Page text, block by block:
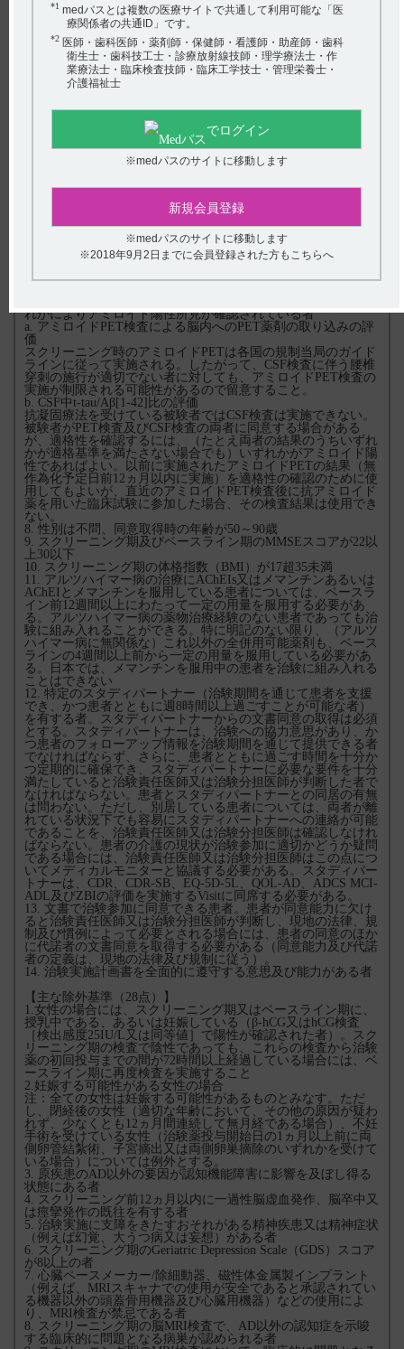
2. スクリーニング期及びベースライン期のCDRスコアが0.5、
かつMemory Box score が0.5以上である者
3. 主観的記憶障害が潜行性に発症し、スクリーニング開始前1
年の間に緩徐に進行しているとの自覚症状を有する者。ただ
し、情報提供者によってその症状が確認される必要がある。軽
度のアルツハイマー病による認知症（軽度AD-D） ：
4. NIA-AAによるAD-D（臨床的確診）の中核となる臨床基準を
5. スクリーニング期及びベースライン期のCDRスコアが0.5～
1.0、かつMemory Box score が0.5以上である者
※２：National Institute of Aging-Alzheimer’s Association ： 米国
国立老化研究所-アルツハイマー病協会
全例が満たす必要がある重要な選択基準
6. WMS-IV LMIIの点数が年齢調整済み平均値を少なくとも1標
準偏差下回り（下記基準参照）、エピソード記憶障害が客観的
に示された者 ：
a. 50～64歳では15以下
b. 65～69歳では12以下
c. 70～74歳では11以下
d. 75～79歳では9以下
れかによりアミロイド陽性所見が確認されている者
a. アミロイドPET検査による脳内へのPET薬剤の取り込みの評
価
スクリーニング時のアミロイドPETは各国の規制当局のガイド
ラインに従って実施される。したがって、CSF検査に伴う腰椎
穿刺の施行が適切でない者に対しても、アミロイドPET検査の
実施が制限される可能性があるので留意すること。
b. CSF中t-tau/Aβ[1-42]比の評価
抗凝固療法を受けている被験者ではCSF検査は実施できない。
被験者がPET検査及びCSF検査の両者に同意する場合がある
が、適格性を確認するには、（たとえ両者の結果のうちいずれ
かが適格基準を満たさない場合でも）いずれかがアミロイド陽
性であればよい。以前に実施されたアミロイドPETの結果（無
作為化予定日前12ヵ月以内に実施）を適格性の確認のために使
用してもよいが、直近のアミロイドPET検査後に抗アミロイド
薬を用いた臨床試験に参加した場合、その検査結果は使用でき
ない。
8. 性別は不問、同意取得時の年齢が50～90歳
9. スクリーニング期及びベースライン期のMMSEスコアが22以
上30以下
10. スクリーニング期の体格指数（BMI）が17超35未満
11. アルツハイマー病の治療にAChEIs又はメマンチンあるいは
AChEIとメマンチンを服用している患者については、ベースラ
イン前12週間以上にわたって一定の用量を服用する必要があ
る。アルツハイマー病の薬物治療経験のない患者であっても治
験に組み入れることができる。特に明記のない限り、（アルツ
ハイマー病に無関係な）これ以外の全併用可能薬剤も、ベース
ラインの4週間以上前から一定の用量を服用している必要があ
る。日本では、メマンチンを服用中の患者を治験に組み入れる
ことはできない
12. 特定のスタディパートナー（治験期間を通じて患者を支援
でき、かつ患者とともに週8時間以上過ごすことが可能な者）
を有する者。スタディパートナーからの文書同意の取得は必須
とする。スタディパートナーは、治験への協力意思があり、か
つ患者のフォローアップ情報を治験期間を通じて提供できる者
でなければならず、さらに、患者とともに過ごす時間を十分か
つ定期的に確保でき、スタディパートナーに必要な要件を十分
満たしていると治験責任医師又は治験分担医師が判断した者で
なければならない。患者とスタディパートナーとの同居の有無
は問わない。ただし、別居している患者については、両者が離
れている状況下でも容易にスタディパートナーへの連絡が可能
であることを、治験責任医師又は治験分担医師は確認しなけれ
ばならない。患者の介護の現状が治験参加に適切かどうか疑問
である場合には、治験責任医師又は治験分担医師はこの点につ
いてメディカルモニターと協議する必要がある。スタディパー
トナーは、CDR、CDR-SB、EQ-5D-5L、QOL-AD、ADCS MCI-
ADL及びZBIの評価を実施するVisitに同席する必要がある。
13. 文書で治験参加に同意できる患者。患者が同意能力に欠け
ると治験責任医師又は治験分担医師が判断し、現地の法律、規
制及び慣例によって必要とされる場合には、患者の同意のほか
に代諾者の文書同意を取得する必要がある（同意能力及び代諾
者の定義は、現地の法律及び規制に従う）。
14. 治験実施計画書を全面的に遵守する意思及び能力がある者
【主な除外基準（28点）】
1.女性の場合には、スクリーニング期又はベースライン期に、
授乳中である、あるいは妊娠している（β-hCG又はhCG検査
［検出感度25IU/L又は同等値］で陽性が確認された者）。スク
リーニング期の検査で陰性であっても、これらの検査から治験
薬の初回投与までの間が72時間以上経過している場合には、ベ
ースライン期に再度検査を実施すること
2.妊娠する可能性がある女性の場合
注：全ての女性は妊娠する可能性があるものとみなす。ただ
し、閉経後の女性（適切な年齢において、その他の原因が疑わ
れず、少なくとも12ヵ月間連続して無月経である場合）、不妊
手術を受けている女性（治験薬投与開始日の1ヵ月以上前に両
側卵管結紮術、子宮摘出又は両側卵巣摘除のいずれかを受けて
いる場合）については例外とする。
3. 原疾患のAD以外の要因が認知機能障害に影響を及ぼし得る
状態にある者
4. スクリーニング前12ヵ月以内に一過性脳虚血発作、脳卒中又
は痙攣発作の既往を有する者
5. 治験実施に支障をきたすおそれがある精神疾患又は精神症状
（例えば幻覚、大うつ病又は妄想）がある者
6. スクリーニング期のGeriatric Depression Scale（GDS）スコア
が8以上の者
7. 心臓ペースメーカー/除細動器、磁性体金属製インプラント
（例えば、MRIスキャナでの使用が安全であると承認されてい
る機器以外の頭蓋骨用機器及び心臓用機器）などの使用によ
り、MRI検査が禁忌である者
8. スクリーニング期の脳MRI検査で、AD以外の認知症を示唆
する臨床的に問題となる病巣が認められる者
*1 medパスとは複数の医療サイトで共通して利用可能な「医
療関係者の共通ID」です。
*2 医師・歯科医師・薬剤師・保健師・看護師・助産師・歯科
衛生士・歯科技工士・診療放射線技師・理学療法士・作
業療法士・臨床検査技師・臨床工学技士・管理栄養士・
介護福祉士
でログイン
※medパスのサイトに移動します
新規会員登録
※medパスのサイトに移動します
※2018年9月2日までに会員登録された方もこちらへ